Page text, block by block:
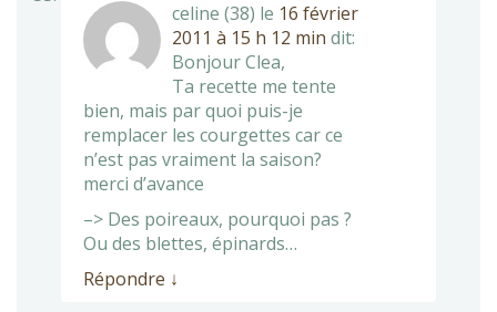
celine (38) le 16 février
2011 à 15 h 12 min dit:
Bonjour Clea,
Ta recette me tente
bien, mais par quoi puis-je
remplacer les courgettes car ce
n’est pas vraiment la saison?
merci d’avance
–> Des poireaux, pourquoi pas ?
Ou des blettes, épinards…
Répondre ↓